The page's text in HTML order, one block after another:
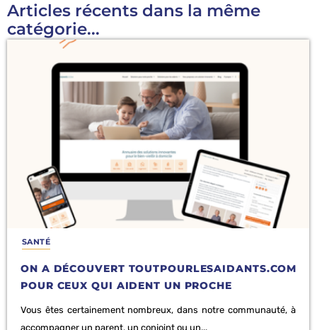
Articles récents dans la même
catégorie...
SANTÉ
ON A DÉCOUVERT TOUTPOURLESAIDANTS.COM
POUR CEUX QUI AIDENT UN PROCHE
Vous êtes certainement nombreux, dans notre communauté, à
accompagner un parent, un conjoint ou un...